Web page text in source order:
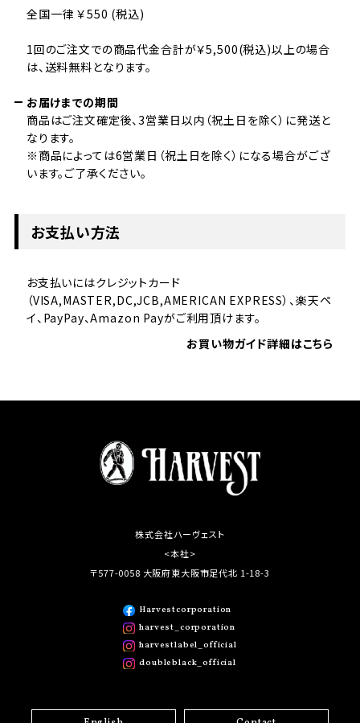
全国一律 ￥550 (税込)
1回のご注文での商品代金合計が￥5,500(税込)以上の場合
は、送料無料となります。
お届けまでの期間
商品はご注文確定後、3営業日以内（祝土日を除く）に発送と
なります。
※商品によっては6営業日（祝土日を除く）になる場合がござ
います。ご了承ください。
お支払い方法
お支払いにはクレジットカード
（VISA,MASTER,DC,JCB,AMERICAN EXPRESS）、楽天ペ
イ、PayPay、Amazon Payがご利用頂けます。
お買い物ガイド詳細はこちら
株式会社ハーヴェスト
<本社>
〒577-0058 大阪府東大阪市足代北 1-18-3
Harvestcorporation
harvest_corporation
harvestlabel_official
doubleblack_official